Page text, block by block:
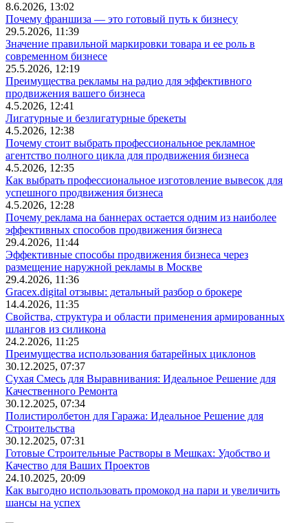
8.6.2026, 13:02
Почему франшиза — это готовый путь к бизнесу
29.5.2026, 11:39
Значение правильной маркировки товара и ее роль в
современном бизнесе
25.5.2026, 12:19
Преимущества рекламы на радио для эффективного
продвижения вашего бизнеса
4.5.2026, 12:41
Лигатурные и безлигатурные брекеты
4.5.2026, 12:38
Почему стоит выбрать профессиональное рекламное
агентство полного цикла для продвижения бизнеса
4.5.2026, 12:35
Как выбрать профессиональное изготовление вывесок для
успешного продвижения бизнеса
4.5.2026, 12:28
Почему реклама на баннерах остается одним из наиболее
эффективных способов продвижения бизнеса
29.4.2026, 11:44
Эффективные способы продвижения бизнеса через
размещение наружной рекламы в Москве
29.4.2026, 11:36
Gracex.digital отзывы: детальный разбор о брокере
14.4.2026, 11:35
Свойства, структура и области применения армированных
шлангов из силикона
24.2.2026, 11:25
Преимущества использования батарейных циклонов
30.12.2025, 07:37
Сухая Смесь для Выравнивания: Идеальное Решение для
Качественного Ремонта
30.12.2025, 07:34
Полистиролбетон для Гаража: Идеальное Решение для
Строительства
30.12.2025, 07:31
Готовые Строительные Растворы в Мешках: Удобство и
Качество для Ваших Проектов
24.10.2025, 20:09
Как выгодно использовать промокод на пари и увеличить
шансы на успех